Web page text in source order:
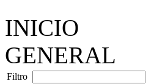
INICIO
GENERAL
Filtro